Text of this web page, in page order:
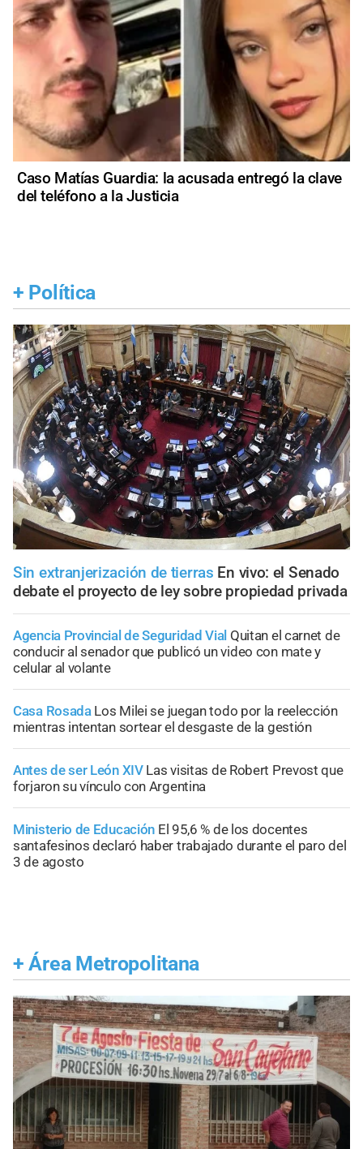
Caso Matías Guardia: la acusada entregó la clave
del teléfono a la Justicia
+ Política
Sin extranjerización de tierras En vivo: el Senado
debate el proyecto de ley sobre propiedad privada
Agencia Provincial de Seguridad Vial Quitan el carnet de
conducir al senador que publicó un video con mate y
celular al volante
Casa Rosada Los Milei se juegan todo por la reelección
mientras intentan sortear el desgaste de la gestión
Antes de ser León XIV Las visitas de Robert Prevost que
forjaron su vínculo con Argentina
Ministerio de Educación El 95,6 % de los docentes
santafesinos declaró haber trabajado durante el paro del
3 de agosto
+ Área Metropolitana